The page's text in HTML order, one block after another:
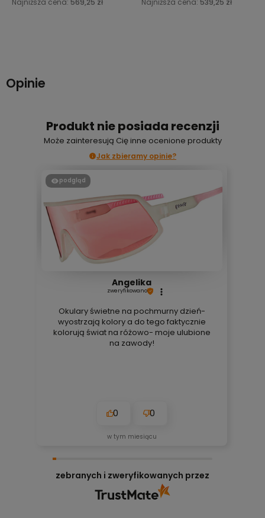
Opinie
Produkt nie posiada recenzji
Może zainteresują Cię inne ocenione produkty
Jak zbieramy opinie?
podgląd
Angelika
zweryfikowano
Okulary świetne na pochmurny dzień-
wyostrzają kolory a do tego faktycznie
kolorują świat na różowo- moje ulubione
na zawody!
0 0
w tym miesiącu
zebranych i zweryfikowanych przez